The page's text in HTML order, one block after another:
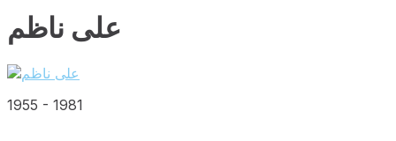
علی‌ ناظم
1955 - 1981